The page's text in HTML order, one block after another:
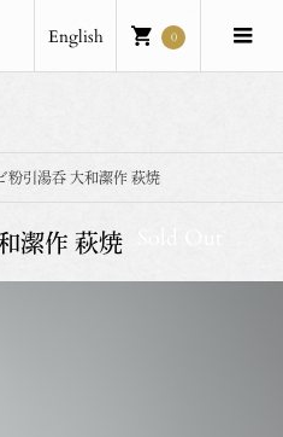
English 0
粉引湯呑 大和潔作 萩焼
潔作 萩焼